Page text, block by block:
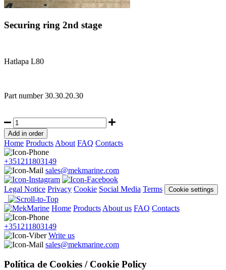
Securing ring 2nd stage
Hatlapa L80
Part number30.30.20.30
Home ProductsAbout FAQ Contacts
+351211803149
sales@mekmarine.com
Legal Notice Privacy Cookie Social Media Terms Cookie settings
Home ProductsAbout us FAQ Contacts
+351211803149
Write us
sales@mekmarine.com
Política de Cookies / Cookie Policy